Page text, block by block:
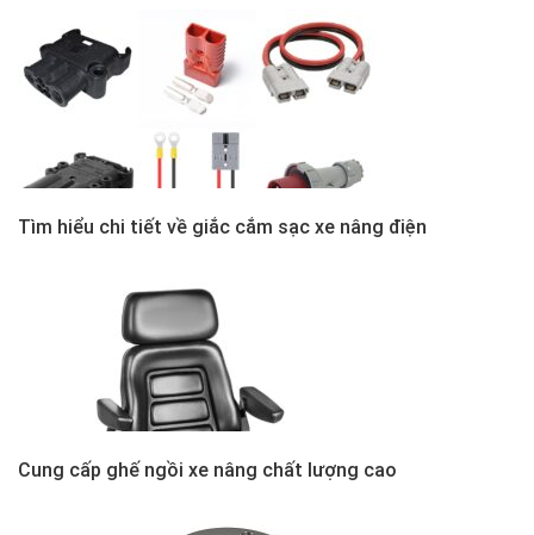
Tìm hiểu chi tiết về giắc cắm sạc xe nâng điện
Cung cấp ghế ngồi xe nâng chất lượng cao